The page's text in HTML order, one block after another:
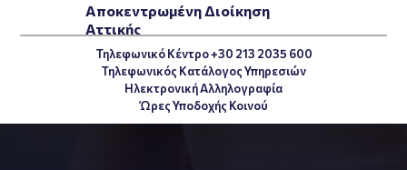
Τηλεφωνικό Κέντρο +30 213 2035 600
Τηλεφωνικός Κατάλογος Υπηρεσιών
Ηλεκτρονική Αλληλογραφία
Ώρες Υποδοχής Κοινού
Αποκεντρωμένη Διοίκηση
Αττικής